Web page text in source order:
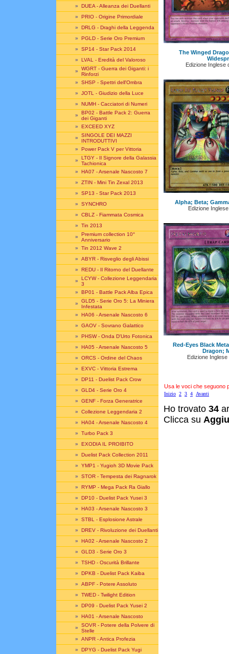
» DUEA - Alleanza dei Duellanti
» PRIO - Origine Primordiale
» DRLG - Draghi della Leggenda
» PGLD - Serie Oro Premium
» SP14 - Star Pack 2014
» LVAL - Eredità del Valoroso
» WGRT - Guerra dei Giganti: i
Rinforzi
» SHSP - Spettri dell'Ombra
» JOTL - Giudizio della Luce
» NUMH - Cacciatori di Numeri
» BP02 - Battle Pack 2: Guerra
dei Giganti
» EXCEED XYZ
» SINGOLE DEI MAZZI
INTRODUTTIVI
» Power Pack V per Vittoria
» LTGY - Il Signore della Galassia
Tachionica
» HA07 - Arsenale Nascosto 7
» ZTIN - Mini Tin Zexal 2013
» SP13 - Star Pack 2013
» SYNCHRO
» CBLZ - Fiammata Cosmica
» Tin 2013
» Premium collection 10°
Anniversario
» Tin 2012 Wave 2
» ABYR - Risveglio degli Abissi
» REDU - Il Ritorno del Duellante
» LCYW - Collezione Leggendaria
3
» BP01 - Battle Pack Alba Epica
» GLD5 - Serie Oro 5: La Miniera
Infestata
» HA06 - Arsenale Nascosto 6
» GAOV - Sovrano Galattico
» PHSW - Onda D'Urto Fotonica
» HA05 - Arsenale Nascosto 5
» ORCS - Ordine del Chaos
» EXVC - Vittoria Estrema
» DP11 - Duelist Pack Crow
» GLD4 - Serie Oro 4
» GENF - Forza Generatrice
» Collezione Leggendaria 2
» HA04 - Arsenale Nascosto 4
» Turbo Pack 3
» EXODIA IL PROIBITO
» Duelist Pack Collection 2011
» YMP1 - Yugioh 3D Movie Pack
» STOR - Tempesta dei Ragnarok
» RYMP - Mega Pack Ra Giallo
» DP10 - Duelist Pack Yusei 3
» HA03 - Arsenale Nascosto 3
» STBL - Esplosione Astrale
» DREV - Rivoluzione dei Duellanti
» HA02 - Arsenale Nascosto 2
» GLD3 - Serie Oro 3
» TSHD - Oscurità Brillante
» DPKB - Duelist Pack Kaiba
» ABPF - Potere Assoluto
» TWED - Twilight Edition
» DP09 - Duelist Pack Yusei 2
» HA01 - Arsenale Nascosto
» SOVR - Potere della Polvere di
Stelle
» ANPR - Antica Profezia
» DPYG - Duelist Pack Yugi
The Winged
Edizione Inglese
Alpha; Beta;
Edizione
Red-Eyes Black
Dragon;
Edizione
Usa le voci che seguono
Inizio 2 3 4 Avanti
Ho trovato 34
Clicca su